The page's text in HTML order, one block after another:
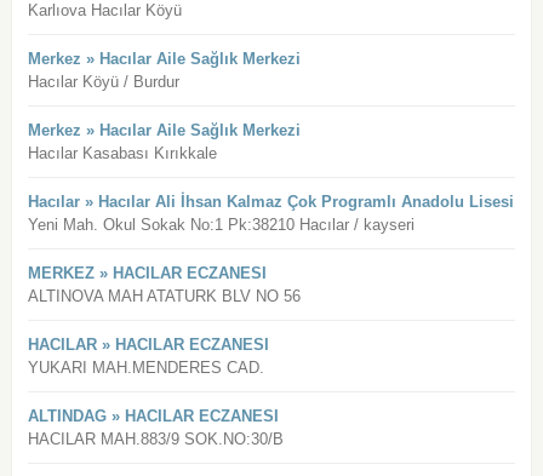
Karlıova Hacılar Köyü
Merkez » Hacılar Aile Sağlık Merkezi
Hacılar Köyü / Burdur
Merkez » Hacılar Aile Sağlık Merkezi
Hacılar Kasabası Kırıkkale
Hacılar » Hacılar Ali İhsan Kalmaz Çok Programlı Anadolu Lisesi
Yeni Mah. Okul Sokak No:1 Pk:38210 Hacılar / kayseri
MERKEZ » HACILAR ECZANESI
ALTINOVA MAH ATATURK BLV NO 56
HACILAR » HACILAR ECZANESI
YUKARI MAH.MENDERES CAD.
ALTINDAG » HACILAR ECZANESI
HACILAR MAH.883/9 SOK.NO:30/B